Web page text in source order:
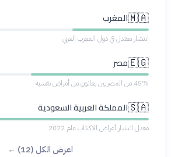
🇲🇦المغرب
انتشار معتدل في دول المغرب العربي
🇪🇬مصر
45% من المصريين يعانون من أمراض نفسية
🇸🇦المملكة العربية السعودية
معدل انتشار أعراض الاكتئاب عام 2022
اعرض الكل (12) ←